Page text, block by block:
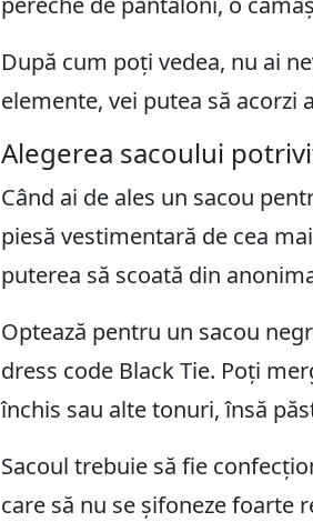
După cum poți vedea, nu ai
elemente, vei putea să
Alegerea sacoului
Când ai de ales un sacou
piesă vestimentară de cea
puterea să scoată din
Optează pentru un sacou
dress code Black Tie. Poți
închis sau alte tonuri, însă
Sacoul trebuie să fie
care să nu se șifoneze foarte